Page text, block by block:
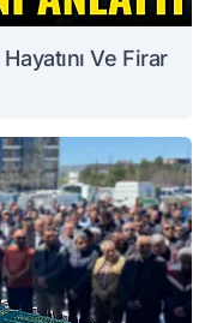
Ve Firar